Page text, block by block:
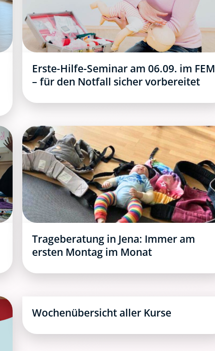
Erste-Hilfe-Seminar am 06.09. im FEM
– für den Notfall sicher vorbereitet
Trageberatung in Jena: Immer am
ersten Montag im Monat
Wochenübersicht aller Kurse